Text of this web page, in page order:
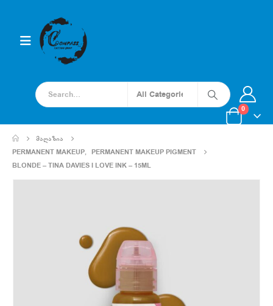
0
ᲛᲐᲦᲐᲖᲘᲐ
PERMANENT MAKEUP, PERMANENT MAKEUP PIGMENT
BLONDE – TINA DAVIES I LOVE INK – 15ML